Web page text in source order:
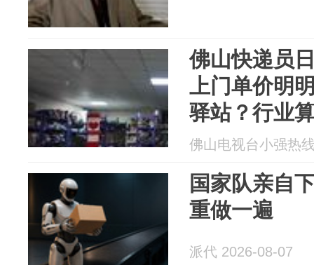
佛山快递员
上门单价明
驿站？行业
走量才能赚
佛山电视台小强热
国家队亲自
重做一遍
派代 2026-08-07